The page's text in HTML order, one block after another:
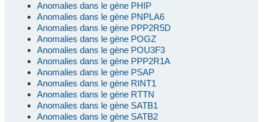
Anomalies dans le gène PHIP
Anomalies dans le gène PNPLA6
Anomalies dans le gène PPP2R5D
Anomalies dans le gène POGZ
Anomalies dans le gène POU3F3
Anomalies dans le gène PPP2R1A
Anomalies dans le gène PSAP
Anomalies dans le gène RINT1
Anomalies dans le gène RTTN
Anomalies dans le gène SATB1
Anomalies dans le gène SATB2